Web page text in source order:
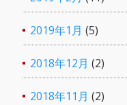
2019年1月 (5)
2018年12月 (2)
2018年11月 (2)